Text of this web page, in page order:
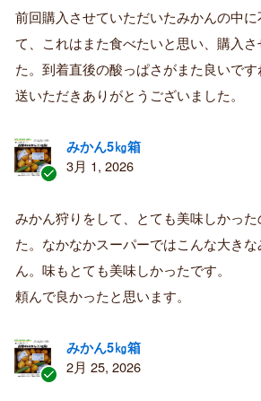
証
済
み
購
者
前回購入させていただいたみかんの中
て、これはまた食べたいと思い、購入
た。到着直後の酸っぱさがまた良いで
送いただきありがとうございました。
証
済
み
購
者
みかん5㎏箱
3月 1, 2026
みかん狩りをして、とても美味しかっ
た。なかなかスーパーではこんな大き
ん。味もとても美味しかったです。
頼んで良かったと思います。
みかん5㎏箱
2月 25, 2026